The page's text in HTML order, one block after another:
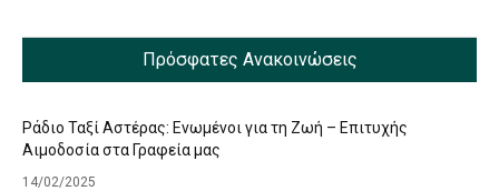
Πρόσφατες Ανακοινώσεις
Ράδιο Ταξί Αστέρας: Ενωμένοι για τη Ζωή – Επιτυχής
Αιμοδοσία στα Γραφεία μας
14/02/2025